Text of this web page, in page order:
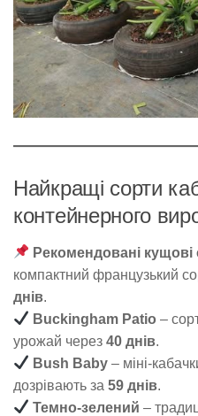
Найкращі сорти
контейнерного
Рекомендовані кущові
компактний французький
днів.
Buckingham Patio –
урожай через 40 днів.
Bush Baby – міні-
дозрівають за 59 днів.
Темно-зелений –